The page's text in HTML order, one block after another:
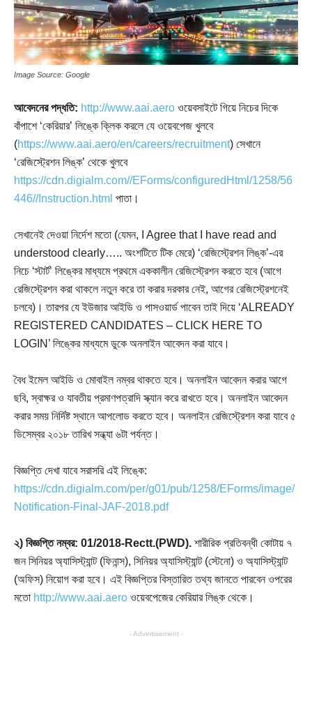
Image Source: Google
আবেদনের পদ্ধতি: http://www.aai.aero ওয়েবসাইটে গিয়ে নিচের দিকে
বাঁপাশে ‘কেরিয়ার’ লিঙ্কে ক্লিক করলে যে ওয়েবপেজ খুলবে
(https://www.aai.aero/en/careers/recruitment) সেখানে
‘রেজিস্ট্রেশন লিঙ্ক’ থেকে খুলবে
https://cdn.digialm.com//EForms/configuredHtml/1258/56
446//Instruction.html পাতা।
সেখানেই দেওয়া নির্দেশ মতো (যেমন, I Agree that I have read and
understood clearly….. অংশটিতে টিক মেরে) ‘রেজিস্ট্রেশন লিঙ্ক’-এর
নিচে ‘স্টার্ট’ লিঙ্কের মাধ্যমে প্রথমে এককালীন রেজিস্ট্রেশন করতে হবে (আগে
রেজিস্ট্রেশন করা থাকলে নতুন করে তা করার দরকার নেই, আগের রেজিস্ট্রেশনেই
চলবে)। তারপর যে ইউজার আইডি ও পাসওয়ার্ড পাবেন তাই দিয়ে ‘ALREADY
REGISTERED CANDIDATES – CLICK HERE TO
LOGIN’ লিঙ্কের মাধ্যমে ডুকে অনলাইন আবেদন করা যাবে।
বৈধ ইমেল আইডি ও মোবাইল নম্বর থাকতে হবে। অনলাইন আবেদন করার আগে
ছবি, স্বাক্ষর ও যাবতীয় প্রমাণপত্রাদি স্ক্যান করে রাখতে হবে। অনলাইন আবেদন
করার সময় নির্দিষ্ট স্থানে আপলোড করতে হবে। অনলাইন রেজিস্ট্রেশন করা যাবে ৫
ডিসেম্বর ২০১৮ তারিখ সন্ধ্যা ৬টা পর্যন্ত।
বিজ্ঞপ্তি দেখা যাবে সরাসরি এই লিঙ্কে:
https://cdn.digialm.com/per/g01/pub/1258/EForms/image/
Notification-Final-JAF-2018.pdf
২) বিজ্ঞপ্তি নম্বর: 01/2018-Rectt.(PWD). শারীরিক প্রতিবন্ধী কোটায় ৭
জন সিনিয়র অ্যাসিস্ট্যান্ট (ফিনান্স), সিনিয়র অ্যাসিস্ট্যান্ট (স্টেনো) ও অ্যাসিস্ট্যান্ট
(অফিস) নিয়োগ করা হবে। এই বিজ্ঞপ্তির বিস্তারিত তথ্য জানতে পারবেন ওপরের
মতো http://www.aai.aero ওয়েবপেজের কেরিয়ার লিঙ্ক থেকে।
- Advertisement -